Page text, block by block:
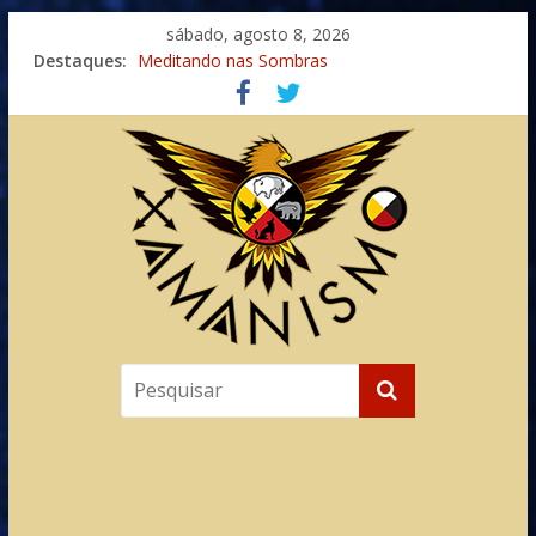
sábado, agosto 8, 2026
Destaques: Meditando nas Sombras
Autosuficiência: A Jornada do Espírito Ancestral
Xamanismo Universal
Totens – Caminho Espiritual – Crescimento
Imaginação na Cura